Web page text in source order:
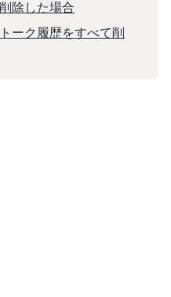
除した場合
ーク履歴をすべて削